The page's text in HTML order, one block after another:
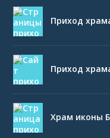
Приход
Приход
Храм иконы